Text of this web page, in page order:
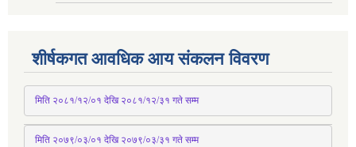
शीर्षकगत आवधिक आय संकलन विवरण
मिति २०८१/१२/०१ देखि २०८१/१२/३१ गते सम्म
मिति २०७९/०३/०१ देखि २०७९/०३/३१ गते सम्म